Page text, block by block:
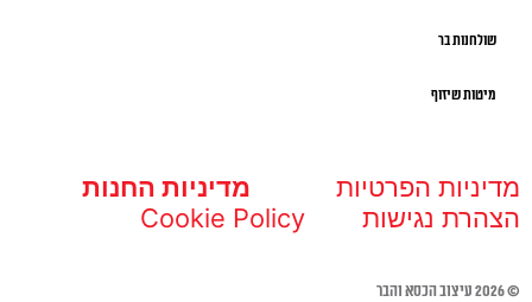
שולחנות בר
מיטות שיזוף
מדיניות הפרטיות
מדיניות החנות
הצהרת נגישות
Cookie Policy
© 2026 עיצוב הכסא והבר